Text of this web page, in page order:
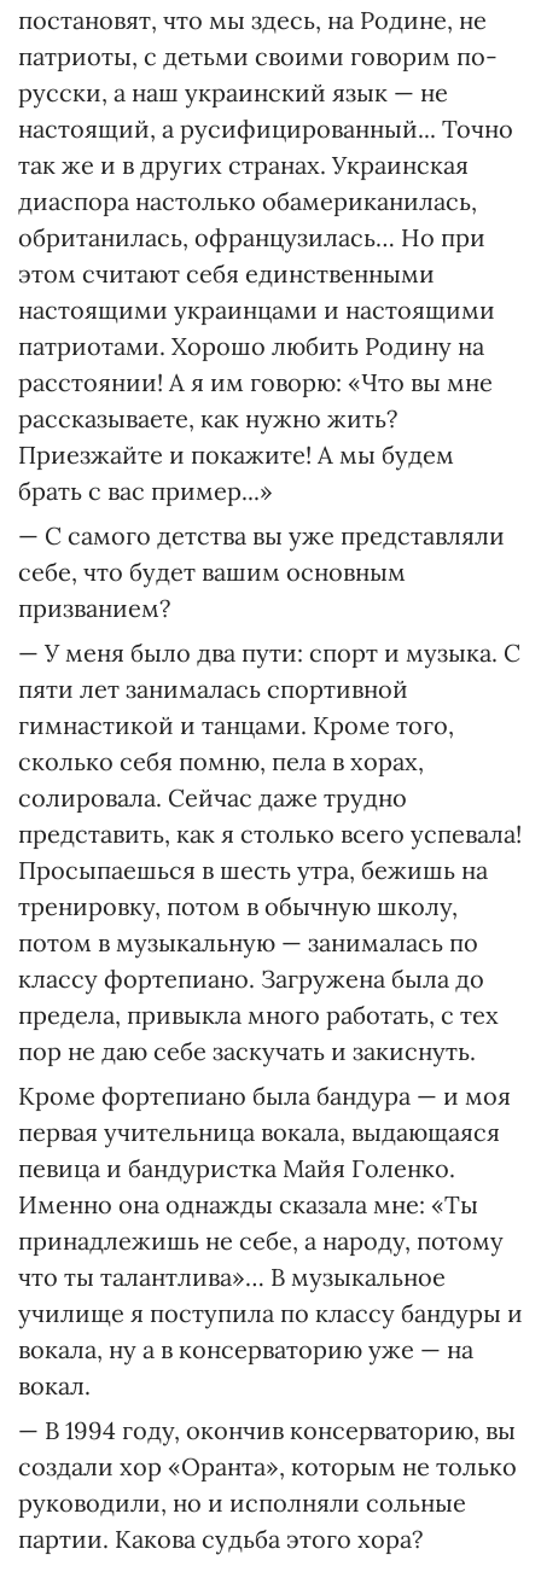
постановят, что мы здесь, на Родине, не
патриоты, с детьми своими говорим по-
русски, а наш украинский язык — не
настоящий, а русифицированный... Точно
так же и в других странах. Украинская
диаспора настолько обамериканилась,
обританилась, офранцузилась… Но при
этом считают себя единственными
настоящими украинцами и настоящими
патриотами. Хорошо любить Родину на
расстоянии! А я им говорю: «Что вы мне
рассказываете, как нужно жить?
Приезжайте и покажите! А мы будем
брать с вас пример...»
— С самого детства вы уже представляли
себе, что будет вашим основным
призванием?
— У меня было два пути: спорт и музыка. С
пяти лет занималась спортивной
гимнастикой и танцами. Кроме того,
сколько себя помню, пела в хорах,
солировала. Сейчас даже трудно
представить, как я столько всего успевала!
Просыпаешься в шесть утра, бежишь на
тренировку, потом в обычную школу,
потом в музыкальную — занималась по
классу фортепиано. Загружена была до
предела, привыкла много работать, с тех
пор не даю себе заскучать и закиснуть.
Кроме фортепиано была бандура — и моя
первая учительница вокала, выдающаяся
певица и бандуристка Майя Голенко.
Именно она однажды сказала мне: «Ты
принадлежишь не себе, а народу, потому
что ты талантлива»… В музыкальное
училище я поступила по классу бандуры и
вокала, ну а в консерваторию уже — на
вокал.
— В 1994 году, окончив консерваторию, вы
создали хор «Оранта», которым не только
руководили, но и исполняли сольные
партии. Какова судьба этого хора?